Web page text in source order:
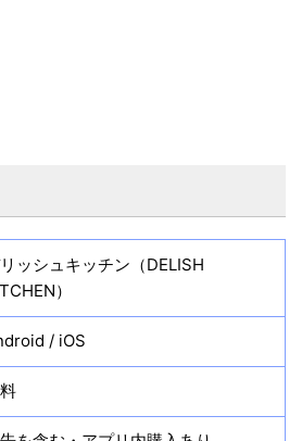
ッシュキッチン（DELISH
）
/ iOS